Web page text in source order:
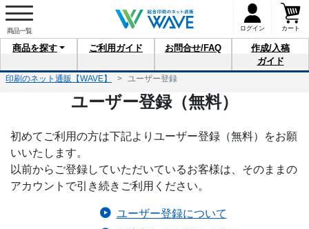
ログイン カート
商品を探す ご利用 ガイド お問合せ/FAQ
作成/入稿
ガイド
印刷のネット通販【WAVE】 ユーザー登録
ユーザー登録（無料）
初めてご利用の方は下記よりユーザー登録（無料）をお願
いいたします。
以前からご登録していただいているお客様は、そのままの
アカウントで引き続きご利用ください。
ユーザー登録について